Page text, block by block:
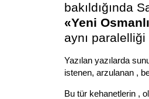
bakıldığında
«Yeni
aynı
Yazılan yazılarda
istenen, arzulanan ,
Bu tür kehanetlerin ,